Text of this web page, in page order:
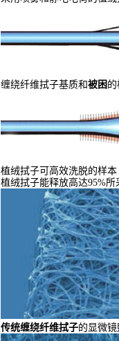
缠绕纤维拭子基质和被困
植绒拭子可高效洗脱的样本
植绒拭子能释放高达95%
传统缠绕纤维拭子的显微镜